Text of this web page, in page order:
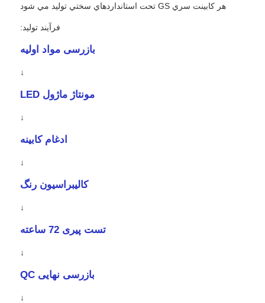
هر کابينت سري GS تحت استانداردهاي سختي توليد مي شود
فرآیند تولید:
بازرسی مواد اولیه
↓
مونتاژ ماژول LED
↓
ادغام کابینه
↓
کالیبراسیون رنگ
↓
تست پیری 72 ساعته
↓
بازرسی نهایی QC
↓